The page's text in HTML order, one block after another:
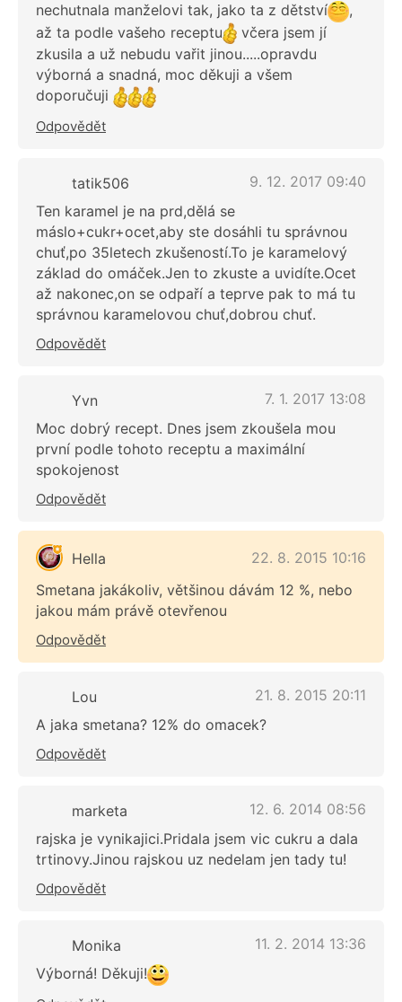
nechutnala manželovi tak, jako ta z dětství
,
až ta podle vašeho receptu
včera jsem jí
zkusila a už nebudu vařit jinou.....opravdu
výborná a snadná, moc děkuji a všem
doporučuji
Odpovědět
tatik506
9. 12. 2017 09:40
Ten karamel je na prd,dělá se
máslo+cukr+ocet,aby ste dosáhli tu správnou
chuť,po 35letech zkušeností.To je karamelový
základ do omáček.Jen to zkuste a uvidíte.Ocet
až nakonec,on se odpaří a teprve pak to má tu
správnou karamelovou chuť,dobrou chuť.
Odpovědět
Yvn
7. 1. 2017 13:08
Moc dobrý recept. Dnes jsem zkoušela mou
první podle tohoto receptu a maximální
spokojenost
Odpovědět
Hella
22. 8. 2015 10:16
Smetana jakákoliv, většinou dávám 12 %, nebo
jakou mám právě otevřenou
Odpovědět
Lou
21. 8. 2015 20:11
A jaka smetana? 12% do omacek?
Odpovědět
marketa
12. 6. 2014 08:56
rajska je vynikajici.Pridala jsem vic cukru a dala
trtinovy.Jinou rajskou uz nedelam jen tady tu!
Odpovědět
Monika
11. 2. 2014 13:36
Výborná! Děkuji!